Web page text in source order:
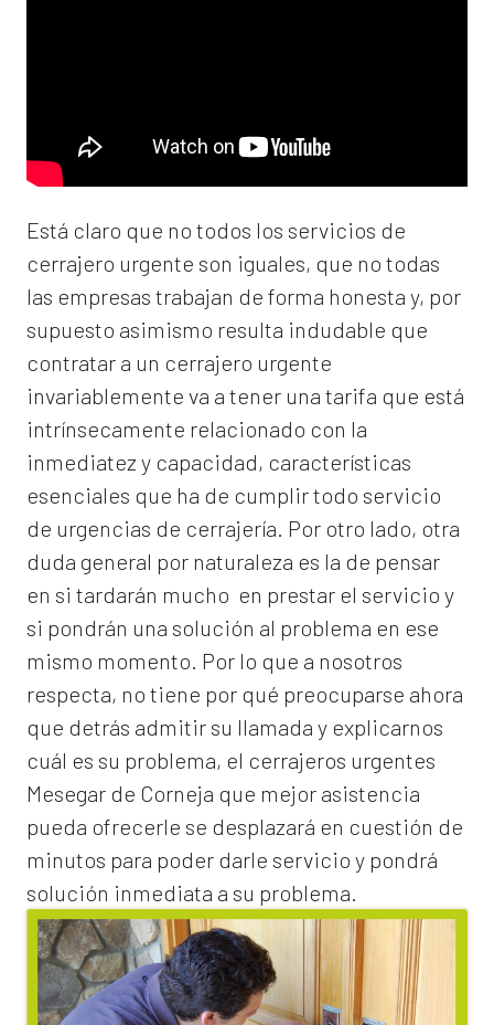
Está claro que no todos los servicios de
cerrajero urgente son iguales, que no todas
las empresas trabajan de forma honesta y, por
supuesto asimismo resulta indudable que
contratar a un cerrajero urgente
invariablemente va a tener una tarifa que está
intrínsecamente relacionado con la
inmediatez y capacidad, características
esenciales que ha de cumplir todo servicio
de urgencias de cerrajería. Por otro lado, otra
duda general por naturaleza es la de pensar
en si tardarán mucho en prestar el servicio y
si pondrán una solución al problema en ese
mismo momento. Por lo que a nosotros
respecta, no tiene por qué preocuparse ahora
que detrás admitir su llamada y explicarnos
cuál es su problema, el cerrajeros urgentes
Mesegar de Corneja que mejor asistencia
pueda ofrecerle se desplazará en cuestión de
minutos para poder darle servicio y pondrá
solución inmediata a su problema.